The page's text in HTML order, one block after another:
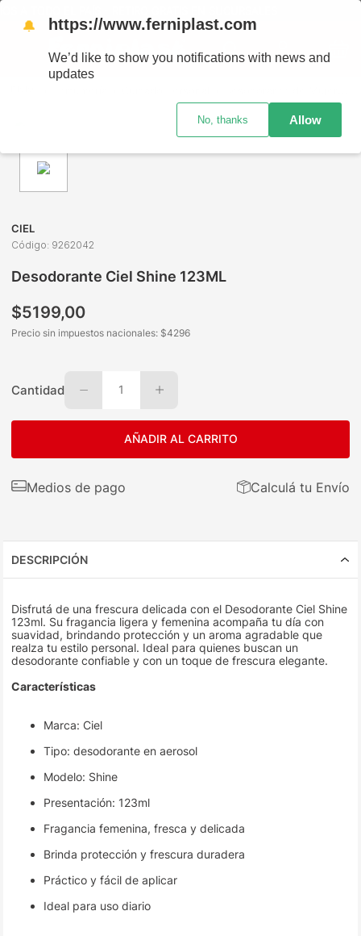
CIEL
Código: 9262042
Desodorante Ciel Shine 123ML
$5199,00
Precio sin impuestos nacionales: $4296
Cantidad 1
AÑADIR AL CARRITO
Medios de pago Calculá tu Envío
DESCRIPCIÓN
Disfrutá de una frescura delicada con el Desodorante Ciel Shine
123ml. Su fragancia ligera y femenina acompaña tu día con
suavidad, brindando protección y un aroma agradable que
realza tu estilo personal. Ideal para quienes buscan un
desodorante confiable y con un toque de frescura elegante.
Características
Marca: Ciel
Tipo: desodorante en aerosol
Modelo: Shine
Presentación: 123ml
Fragancia femenina, fresca y delicada
Brinda protección y frescura duradera
Práctico y fácil de aplicar
Ideal para uso diario
🔔 https://www.ferniplast.com
We’d like to show you notifications with news and
updates
No, thanks Allow